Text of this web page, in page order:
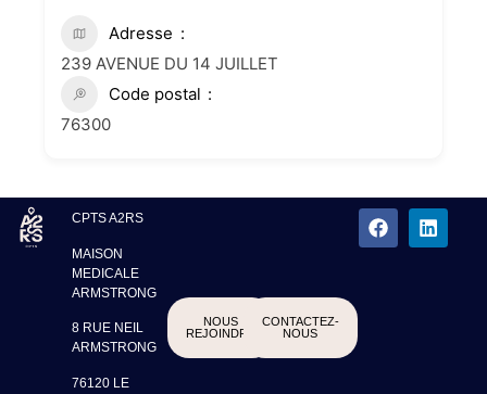
Adresse
239 AVENUE DU 14 JUILLET
Code postal
76300
CPTS A2RS
MAISON
MEDICALE
ARMSTRONG
8 RUE NEIL
ARMSTRONG
76120 LE
NOUS
REJOINDRE
CONTACTEZ-
NOUS